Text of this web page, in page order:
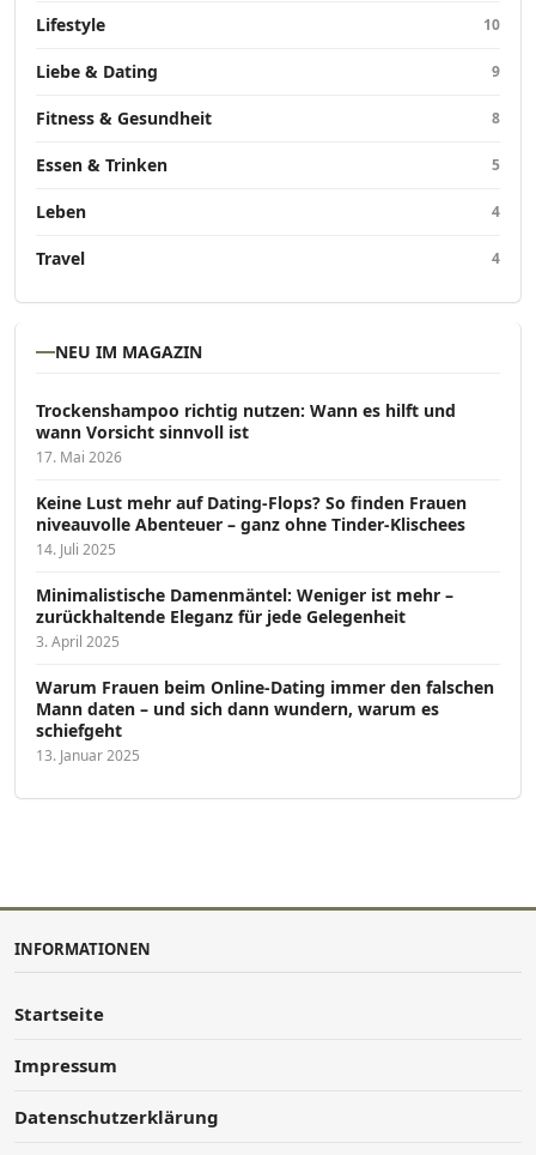
Lifestyle 10
Liebe & Dating 9
Fitness & Gesundheit 8
Essen & Trinken 5
Leben 4
Travel 4
NEU IM MAGAZIN
Trockenshampoo richtig nutzen: Wann es hilft und
wann Vorsicht sinnvoll ist
17. Mai 2026
Keine Lust mehr auf Dating-Flops? So finden Frauen
niveauvolle Abenteuer – ganz ohne Tinder-Klischees
14. Juli 2025
Minimalistische Damenmäntel: Weniger ist mehr –
zurückhaltende Eleganz für jede Gelegenheit
3. April 2025
Warum Frauen beim Online-Dating immer den falschen
Mann daten – und sich dann wundern, warum es
schiefgeht
13. Januar 2025
INFORMATIONEN
Startseite
Impressum
Datenschutzerklärung